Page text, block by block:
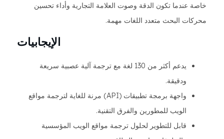
خاصة عندما تكون الدقة وصوت العلامة التجارية وأداء تحسين
محركات البحث متعدد اللغات مهمة.
الإيجابيات
يدعم أكثر من 130 لغة مع ترجمة آلية عصبية سريعة
ودقيقة.
واجهة برمجة تطبيقات (API) مرنة للغاية لترجمة مواقع
الويب للمطورين والفرق التقنية.
قابل للتطوير لحلول ترجمة مواقع الويب المؤسسية